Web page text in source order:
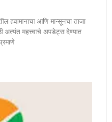
हवामानाचा आणि मान्सूनचा ताजा
अत्यंत महत्त्वाचे अपडेट्स देण्यात